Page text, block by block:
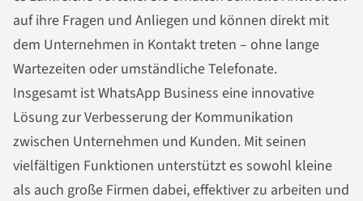
auf ihre Fragen und Anliegen und können direkt mit
dem Unternehmen in Kontakt treten – ohne lange
Wartezeiten oder umständliche Telefonate.
Insgesamt ist WhatsApp Business eine innovative
Lösung zur Verbesserung der Kommunikation
zwischen Unternehmen und Kunden. Mit seinen
vielfältigen Funktionen unterstützt es sowohl kleine
als auch große Firmen dabei, effektiver zu arbeiten und